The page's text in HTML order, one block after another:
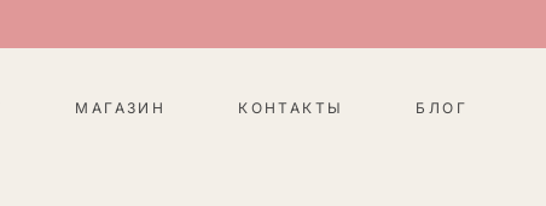
МАГАЗИН КОНТАКТЫ БЛОГ